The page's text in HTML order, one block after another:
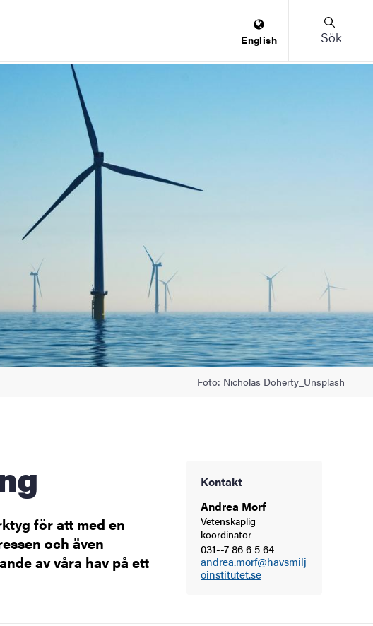
English Sök
Foto: Nicholas Doherty_Unsplash
för att med en
och även
av våra hav på ett
Kontakt
Andrea Morf
Vetenskaplig
koordinator
031--7 86 6 5 64
andrea.morf@havsmilj
oinstitutet.se